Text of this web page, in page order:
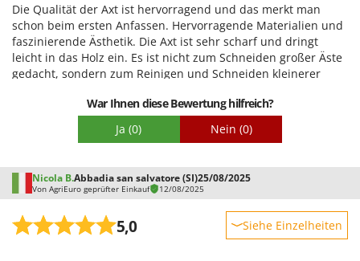
W
Wasserpumpen
Wasserpumpen für Traktoren
Wein- und Obstpressen
Wein- und Ölschichtenfilter
Weitere Produkte
Wippsägen
Wurstfüller
Z
Komo
L
Laica
Landxcape
LAR Casalinghi
Lavor
Linea VZ
Lisam
Lotusgrill
Die Qualität der Axt ist hervorragend und das merkt man
schon beim ersten Anfassen. Hervorragende Materialien und
faszinierende Ästhetik. Die Axt ist sehr scharf und dringt
leicht in das Holz ein. Es ist nicht zum Schneiden großer Äste
gedacht, sondern zum Reinigen und Schneiden kleinerer
bequem zu transportieren. Vollkommen zufrieden mit dem
War Ihnen diese Bewertung hilfreich?
Ja (0) Nein (0)
Nicola B.Abbadia san salvatore (SI)25/08/2025
Von AgriEuro geprüfter Einkauf 12/08/2025
5,0 Siehe Einzelheiten